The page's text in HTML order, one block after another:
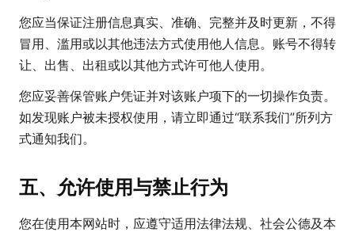
您应当保证注册信息真实、准确、完整并及时更新，不得
冒用、滥用或以其他违法方式使用他人信息。账号不得转
让、出售、出租或以其他方式许可他人使用。
您应妥善保管账户凭证并对该账户项下的一切操作负责。
如发现账户被未授权使用，请立即通过“联系我们”所列方
式通知我们。
五、允许使用与禁止行为
您在使用本网站时，应遵守适用法律法规、社会公德及本